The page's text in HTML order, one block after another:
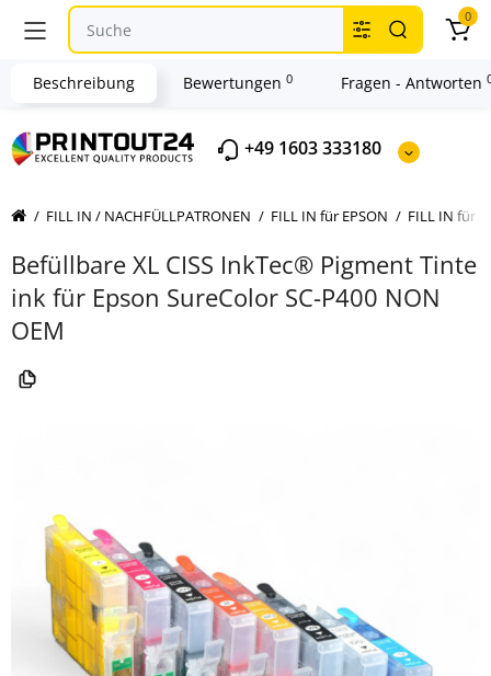
+49 1603 333180
0
FILL IN / NACHFÜLLPATRONEN FILL IN für EPSON FILL IN für
Befüllbare XL CISS InkTec® Pigment Tinte
ink für Epson SureColor SC-P400 NON
OEM
Beschreibung Bewertungen 0 Fragen - Antworten